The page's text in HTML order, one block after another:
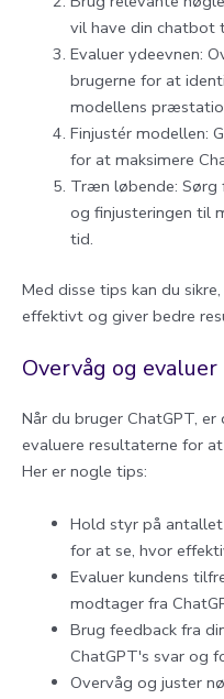
vil have din chatbot
Evaluer ydeevnen:
brugerne for at
modellens
Finjustér modellen:
for at maksimere
Træn løbende:
og finjusteringen til
tid.
Med disse tips kan du
effektivt og giver bedre
Overvåg og
Når du bruger ChatGPT,
evaluere resultaterne for
Her er nogle tips:
Hold styr på
for at se, hvor
Evaluer kundens
modtager fra
Brug feedback fra
ChatGPT's svar og
Overvåg og juster